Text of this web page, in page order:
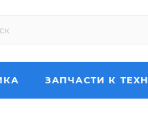
ЗАПЧАСТИ К